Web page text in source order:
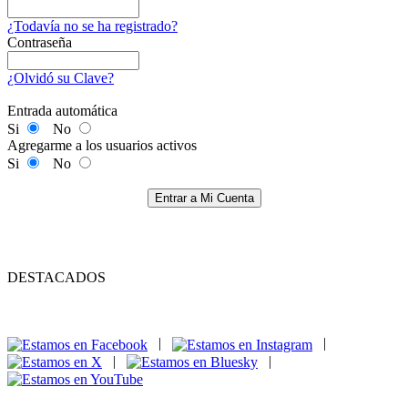
¿Todavía no se ha registrado?
Contraseña
¿Olvidó su Clave?
Entrada automática
Si
No
Agregarme a los usuarios activos
Si
No
Entrar a Mi Cuenta
DESTACADOS
|
|